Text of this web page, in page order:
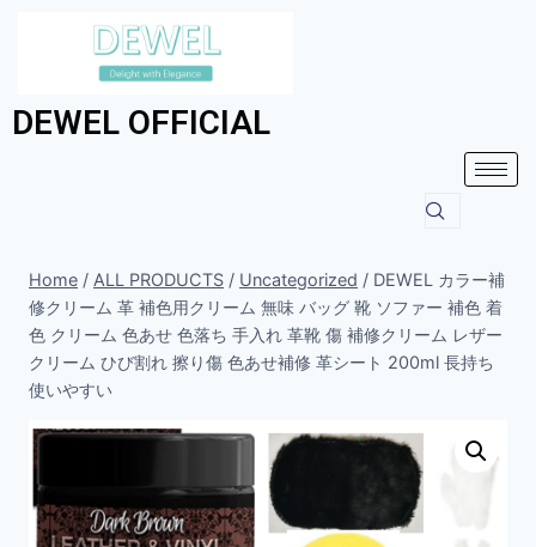
DEWEL OFFICIAL
Home / ALL PRODUCTS / Uncategorized / DEWEL カラー補
修クリーム 革 補色用クリーム 無味 バッグ 靴 ソファー 補色 着
色 クリーム 色あせ 色落ち 手入れ 革靴 傷 補修クリーム レザー
クリーム ひび割れ 擦り傷 色あせ補修 革シート 200ml 長持ち
使いやすい